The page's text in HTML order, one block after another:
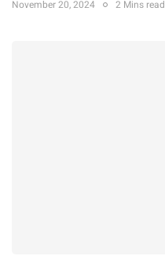
November 20, 2024 2 Mins read